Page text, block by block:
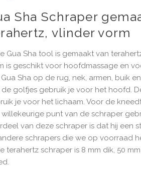
Sha Schraper
vlinder vorm
Gua Sha tool is gemaakt van
is geschikt voor hoofdmassage en
Sha op de rug, nek, armen, buik
de golfjes gebruik je voor het hoofd.
je voor het lichaam. Voor de
willekeurige punt van de schraper
van deze schraper is dat hij een
schrapers die we op voorraad
terahertz schraper is 8 mm dik, 50